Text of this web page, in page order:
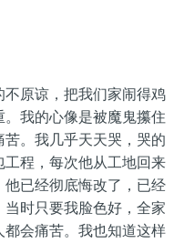
原谅，把我们家闹得鸡
我的心像是被魔鬼攥住
。我几乎天天哭，哭的
程，每次他从工地回来
已经彻底悔改了，已经
时只要我脸色好，全家
会痛苦。我也知道这样